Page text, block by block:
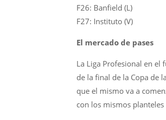
F26: Banfield (L)
F27: Instituto (V)
El mercado de pases
La Liga Profesional en
de la final de la Copa de
que el mismo va a
con los mismos